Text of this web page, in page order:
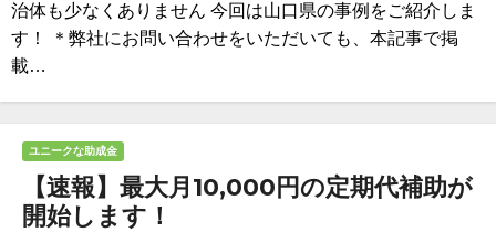
治体も少なくありません 今回は山口県の事例をご紹介しま
す！ ＊弊社にお問い合わせをいただいても、本記事で掲
載…
ユニークな助成金
【速報】最大月10,000円の定期代補助が
開始します！